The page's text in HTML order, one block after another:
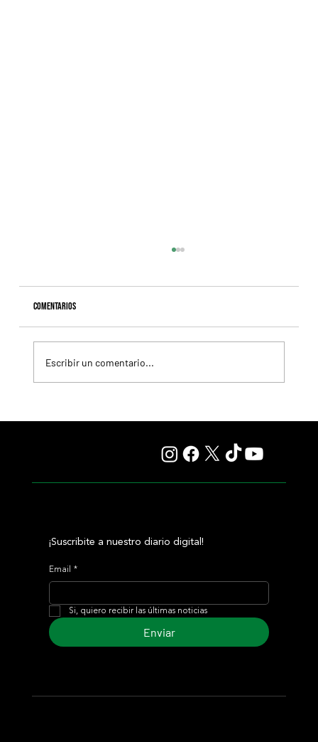
Comentarios
Escribir un comentario...
¡Suscribite a nuestro diario digital!
Email *
Si, quiero recibir las últimas noticias
Enviar